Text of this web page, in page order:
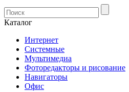
Каталог
Интернет
Системные
Мультимедиа
Фоторедакторы и рисование
Навигаторы
Офис